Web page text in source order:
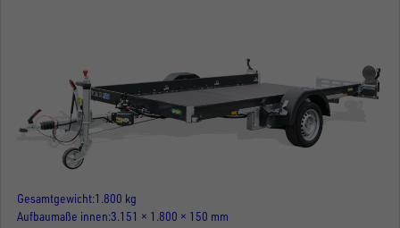
Gesamtgewicht 1.800 kg
Aufbaumaße innen 3.151 × 1.800 × 150 mm